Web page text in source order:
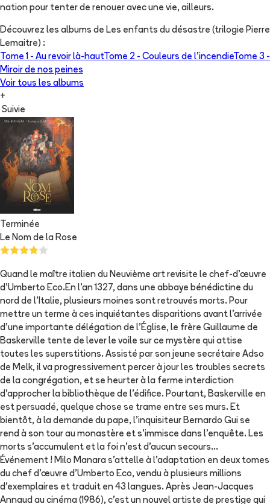
nation pour tenter de renouer avec une vie, ailleurs.
Découvrez les albums de Les enfants du désastre (trilogie Pierre
Lemaitre) :
Tome 1 - Au revoir là-hautTome 2 - Couleurs de l'incendieTome 3 -
Miroir de nos peines
Voir tous les albums
+
Suivie
Terminée
Le Nom de la Rose
Quand le maître italien du Neuvième art revisite le chef-d’œuvre
d’Umberto Eco.En l'an 1327, dans une abbaye bénédictine du
nord de l'Italie, plusieurs moines sont retrouvés morts. Pour
mettre un terme à ces inquiétantes disparitions avant l’arrivée
d’une importante délégation de l’Église, le frère Guillaume de
Baskerville tente de lever le voile sur ce mystère qui attise
toutes les superstitions. Assisté par son jeune secrétaire Adso
de Melk, il va progressivement percer à jour les troubles secrets
de la congrégation, et se heurter à la ferme interdiction
d’approcher la bibliothèque de l’édifice. Pourtant, Baskerville en
est persuadé, quelque chose se trame entre ses murs. Et
bientôt, à la demande du pape, l'inquisiteur Bernardo Gui se
rend à son tour au monastère et s'immisce dans l’enquête. Les
morts s’accumulent et la foi n’est d’aucun secours…
Événement ! Milo Manara s’attelle à l’adaptation en deux tomes
du chef d’œuvre d’Umberto Eco, vendu à plusieurs millions
d’exemplaires et traduit en 43 langues. Après Jean-Jacques
Annaud au cinéma (1986), c’est un nouvel artiste de prestige qui